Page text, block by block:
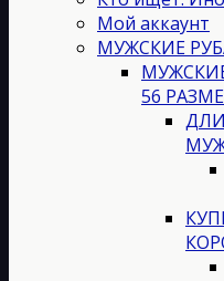
Мой аккаунт
МУЖСКИЕ
56